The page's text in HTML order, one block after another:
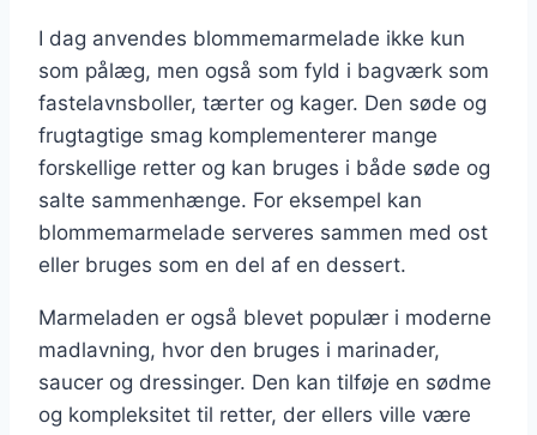
I dag anvendes blommemarmelade ikke kun
som pålæg, men også som fyld i bagværk som
fastelavnsboller, tærter og kager. Den søde og
frugtagtige smag komplementerer mange
forskellige retter og kan bruges i både søde og
salte sammenhænge. For eksempel kan
blommemarmelade serveres sammen med ost
eller bruges som en del af en dessert.
Marmeladen er også blevet populær i moderne
madlavning, hvor den bruges i marinader,
saucer og dressinger. Den kan tilføje en sødme
og kompleksitet til retter, der ellers ville være